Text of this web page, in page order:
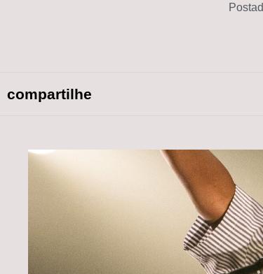
compartilhe